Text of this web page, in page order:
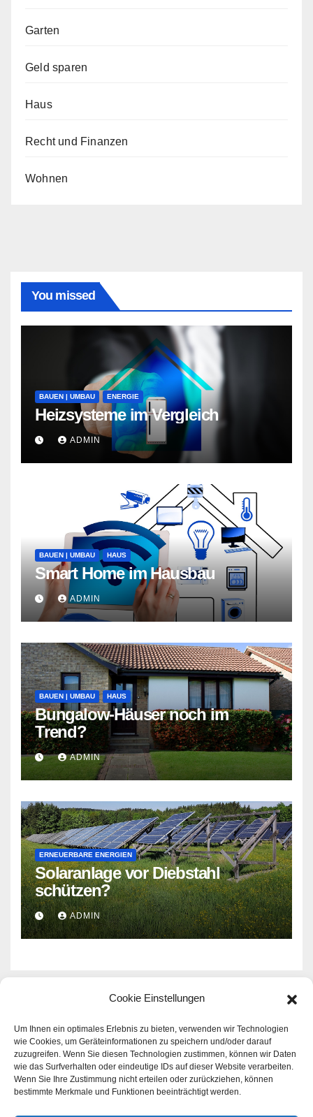
Cookie Einstellungen
Um Ihnen ein optimales Erlebnis zu bieten, verwenden wir Technologien
wie Cookies, um Geräteinformationen zu speichern und/oder darauf
zuzugreifen. Wenn Sie diesen Technologien zustimmen, können wir Daten
wie das Surfverhalten oder eindeutige IDs auf dieser Website verarbeiten.
Wenn Sie Ihre Zustimmung nicht erteilen oder zurückziehen, können
bestimmte Merkmale und Funktionen beeinträchtigt werden.
Garten
Geld sparen
Haus
Recht und Finanzen
Wohnen
You missed
BAUEN | UMBAU ENERGIE
Heizsysteme im Vergleich
ADMIN
BAUEN | UMBAU HAUS
Smart Home im Hausbau
ADMIN
BAUEN | UMBAU HAUS
Bungalow-Häuser noch im
Trend?
ADMIN
ERNEUERBARE ENERGIEN
Solaranlage vor Diebstahl
schützen?
ADMIN
Rund um das Thema Haus -
Familie - Geld
Aktuelle Infos zu den Themen Haus - Familie - Geld |